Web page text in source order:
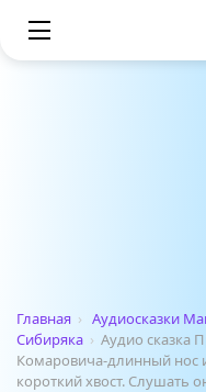
Главная › Аудиосказки
Сибиряка › Аудио сказка
Комаровича-длинный
короткий хвост. Слушать